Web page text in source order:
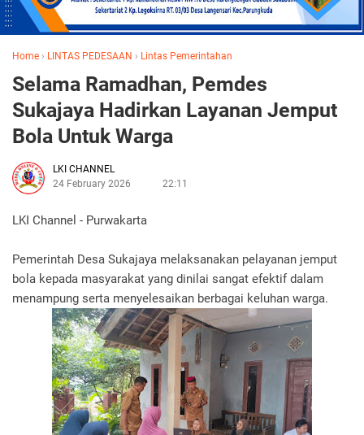
Home › LINTAS PEDESAAN › Lintas Pemerintahan
Selama Ramadhan, Pemdes
Sukajaya Hadirkan Layanan Jemput
Bola Untuk Warga
LKI CHANNEL
24 February 2026
22:11
LKI Channel - Purwakarta
Pemerintah Desa Sukajaya melaksanakan pelayanan jemput
bola kepada masyarakat yang dinilai sangat efektif dalam
menampung serta menyelesaikan berbagai keluhan warga.